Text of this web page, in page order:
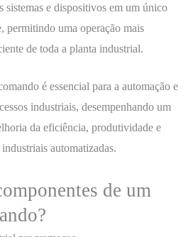
sistemas e dispositivos em um único
permitindo uma operação mais
de toda a planta industrial.
é essencial para a automação e
industriais, desempenhando um
da eficiência, produtividade e
automatizadas.
de um